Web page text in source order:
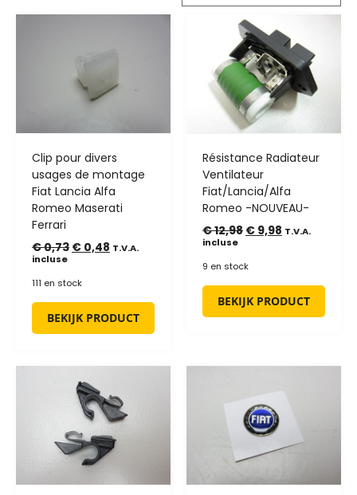
Clip pour divers
usages de montage
Fiat Lancia Alfa
Romeo Maserati
Ferrari
€0,73 € 0,48 T.V.A.
incluse
111 en stock
BEKIJK PRODUCT
Résistance Radiateur
Ventilateur
Fiat/Lancia/Alfa
Romeo -NOUVEAU-
€12,98 € 9,98 T.V.A.
incluse
9 en stock
BEKIJK PRODUCT